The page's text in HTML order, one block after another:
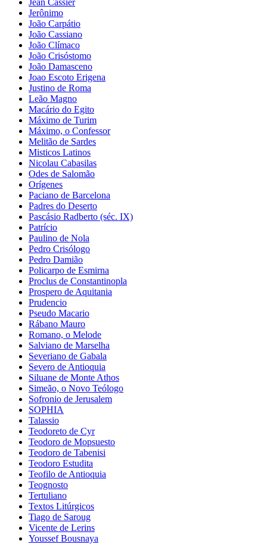
Jerônimo
João Carpátio
João Cassiano
João Clímaco
João Crisóstomo
João Damasceno
Joao Escoto Erigena
Justino de Roma
Leão Magno
Macário do Egito
Máximo de Turim
Máximo, o Confessor
Melitão de Sardes
Misticos Latinos
Nicolau Cabasilas
Odes de Salomão
Orígenes
Paciano de Barcelona
Padres do Deserto
Pascásio Radberto (séc. IX)
Patrício
Paulino de Nola
Pedro Crisólogo
Pedro Damião
Policarpo de Esmirna
Proclus de Constantinopla
Prospero de Aquitania
Prudencio
Pseudo Macario
Rábano Mauro
Romano, o Melode
Salviano de Marselha
Severiano de Gabala
Severo de Antioquia
Siluane de Monte Athos
Simeão, o Novo Teólogo
Sofronio de Jerusalem
SOPHIA
Talassio
Teodoreto de Cyr
Teodoro de Mopsuesto
Teodoro de Tabenisi
Teodoro Estudita
Teofilo de Antioquia
Teognosto
Tertuliano
Textos Litúrgicos
Tiago de Saroug
Vicente de Lerins
Youssef Bousnaya